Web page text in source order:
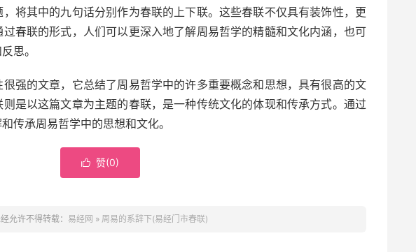
将其中的九句话分别作为春联的上下联。这些春联不仅具有装饰性，更
春联的形式，人们可以更深入地了解周易哲学的精髓和文化内涵，也可
思。
强的文章，它总结了周易哲学中的许多重要概念和思想，具有很高的文
是以这篇文章为主题的春联，是一种传统文化的体现和传承方式。通过
传承周易哲学中的思想和文化。
 赞(0)
允许不得转载： 易经网 » 周易的系辞下(易经门市春联)